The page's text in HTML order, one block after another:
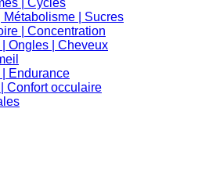
| Cycles
Métabolisme | Sucres
| Concentration
| Ongles | Cheveux
| Endurance
Confort occulaire